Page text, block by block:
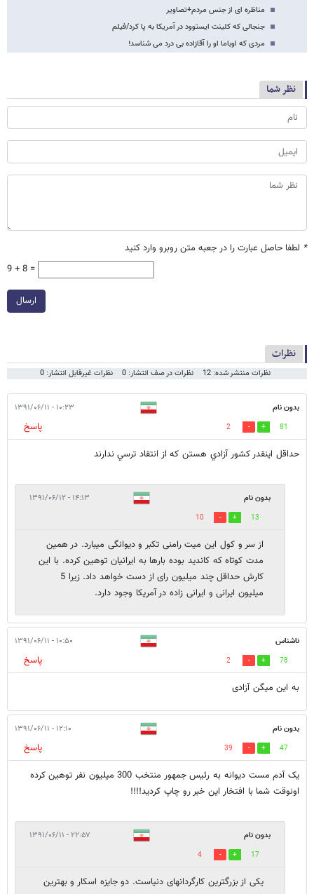
مناظره ای از جنس مردم+تصاویر
جنجالی که کلینت ایستوود در آمریکا به پا کرد/فیلم
مردی که اوباما او را آقازاده بی درد می شناسد!
نظر شما
* لطفا حاصل عبارت را در جعبه متن روبرو وارد کنید
9 + 8 =
ارسال
نظرات
نظرات منتشر شده: 12 نظرات در صف انتشار: 0 نظرات غیرقابل انتشار: 0
بدون نام ۱۰:۲۳ - ۱۳۹۱/۰۶/۱۱
81
2
پاسخ
حداقل اينقدر كشور آزادي هستن كه از انتقاد ترسي ندارند
بدون نام ۱۴:۱۳ - ۱۳۹۱/۰۶/۱۲
13
10
از سر و کول این میت رامنی تکبر و دیوانگی میبارد. در همین
مدت کوتاه که کاندید بوده بارها به ایرانیان توهین کرده. با این
کارش حداقل چند میلیون رای از دست خواهد داد. زیرا 5
میلیون ایرانی و ایرانی زاده در آمریکا وجود دارد.
ناشناس ۱۰:۵۰ - ۱۳۹۱/۰۶/۱۱
78
2
پاسخ
به این میگن آزادی
بدون نام ۱۲:۱۰ - ۱۳۹۱/۰۶/۱۱
47
39
پاسخ
یک آدم مست دیوانه به رئیس جمهور منتخب 300 میلیون نفر توهین کرده
اونوقت شما با افتخار این خبر رو چاپ کردید!!!!
بدون نام ۲۲:۵۷ - ۱۳۹۱/۰۶/۱۱
17
4
یکی از بزرگترین کارگردانهای دنیاست. دو جایزه اسکار و بهترین